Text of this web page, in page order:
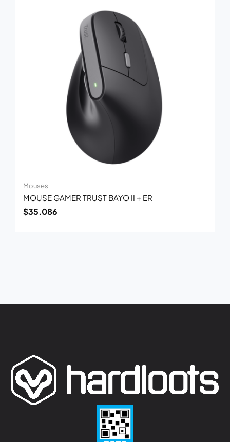
Mouses
MOUSE GAMER TRUST BAYO II + ER
$35.086